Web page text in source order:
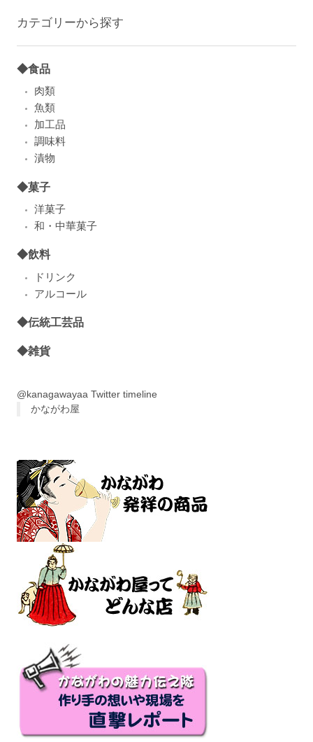
カテゴリーから探す
◆食品
肉類
魚類
加工品
調味料
漬物
◆菓子
洋菓子
和・中華菓子
◆飲料
ドリンク
アルコール
◆伝統工芸品
◆雑貨
@kanagawayaa Twitter timeline
かながわ屋